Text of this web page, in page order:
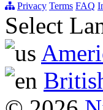
Privacy Terms FAQ
Select